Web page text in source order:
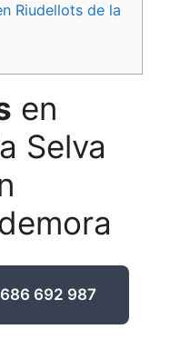
Riudellots de la
en
Selva
692 987